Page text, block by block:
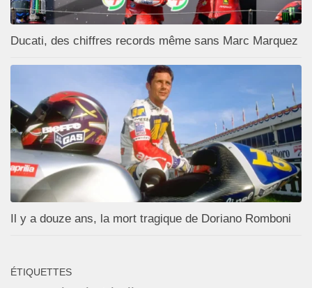
Ducati, des chiffres records même sans Marc Marquez
Il y a douze ans, la mort tragique de Doriano Romboni
ÉTIQUETTES